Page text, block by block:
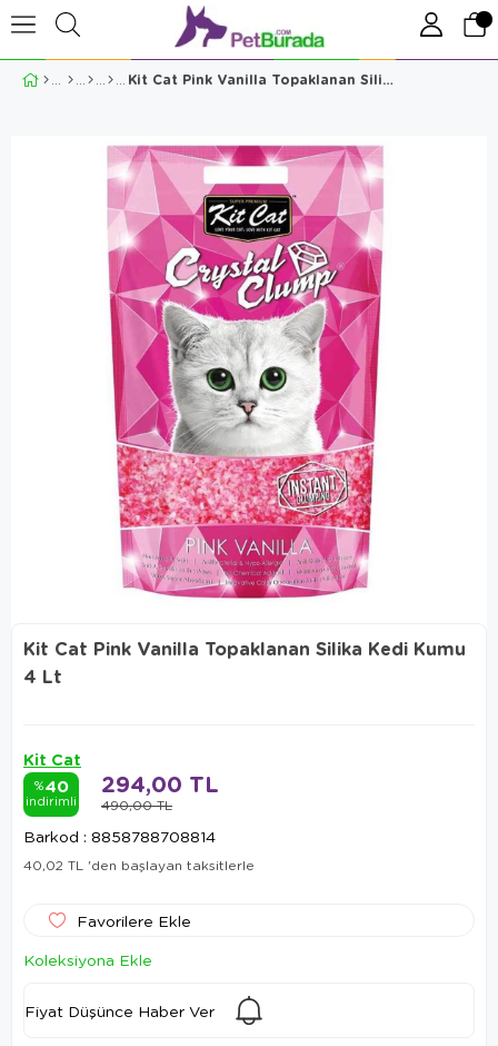
Kit Cat Pink Vanilla Topaklanan Silika Kedi Kumu 4 Lt
Kit Cat Pink Vanilla Topaklanan Silika Kedi Kumu
4 Lt
Kit Cat
%40
indirimli 490,00 TL
294,00 TL
Barkod : 8858788708814
40,02 TL 'den başlayan taksitlerle
Favorilere Ekle
Koleksiyona Ekle
Fiyat Düşünce Haber Ver